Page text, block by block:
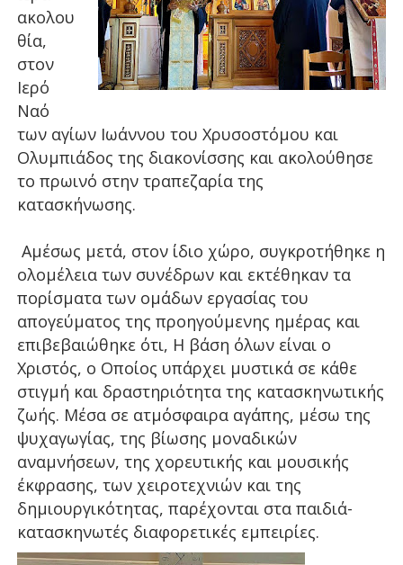
ακολου
θία,
στον
Ιερό
Ναό
των αγίων Ιωάννου του Χρυσοστόμου και
Ολυμπιάδος της διακονίσσης και ακολούθησε
το πρωινό στην τραπεζαρία της
κατασκήνωσης.
Αμέσως μετά, στον ίδιο χώρο, συγκροτήθηκε η
ολομέλεια των συνέδρων και εκτέθηκαν τα
πορίσματα των ομάδων εργασίας του
απογεύματος της προηγούμενης ημέρας και
επιβεβαιώθηκε ότι, Η βάση όλων είναι ο
Χριστός, ο Οποίος υπάρχει μυστικά σε κάθε
στιγμή και δραστηριότητα της κατασκηνωτικής
ζωής. Μέσα σε ατμόσφαιρα αγάπης, μέσω της
ψυχαγωγίας, της βίωσης μοναδικών
αναμνήσεων, της χορευτικής και μουσικής
έκφρασης, των χειροτεχνιών και της
δημιουργικότητας, παρέχονται στα παιδιά-
κατασκηνωτές διαφορετικές εμπειρίες.